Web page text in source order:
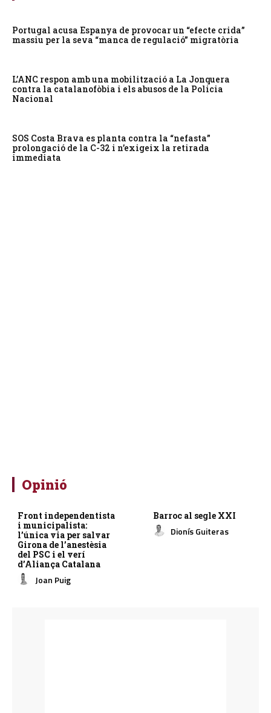
Portugal acusa Espanya de provocar un “efecte crida”
massiu per la seva “manca de regulació” migratòria
L’ANC respon amb una mobilització a La Jonquera
contra la catalanofòbia i els abusos de la Policia
Nacional
SOS Costa Brava es planta contra la “nefasta”
prolongació de la C-32 i n’exigeix la retirada
immediata
Opinió
Front independentista
i municipalista:
l’única via per salvar
Girona de l’anestèsia
del PSC i el verí
d’Aliança Catalana
Joan Puig
Barroc al segle XXI
Dionís Guiteras